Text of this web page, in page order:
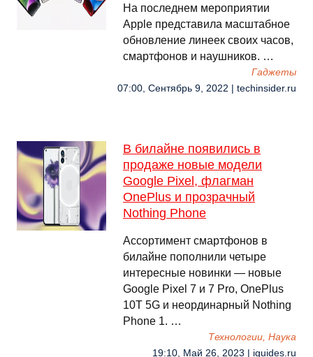
На последнем мероприятии
Apple представила масштабное
обновление линеек своих часов,
смартфонов и наушников. …
Гаджеты
07:00, Сентябрь 9, 2022 | techinsider.ru
В билайне появились в
продаже новые модели
Google Pixel, флагман
OnePlus и прозрачный
Nothing Phone
Ассортимент смартфонов в
билайне пополнили четыре
интересные новинки — новые
Google Pixel 7 и 7 Pro, OnePlus
10T 5G и неординарный Nothing
Phone 1. …
Технологии, Наука
19:10, Май 26, 2023 | iguides.ru